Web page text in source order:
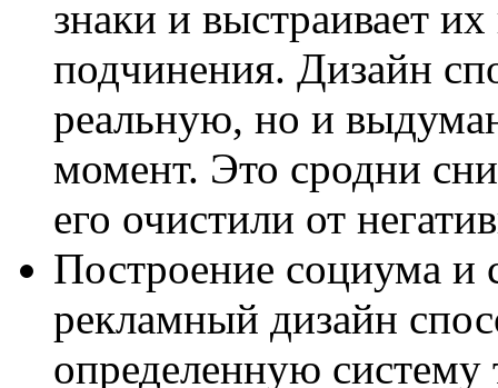
знаки и выстраивает
подчинения. Дизайн
реальную, но и
момент. Это сродни
его очистили от
Построение социума и
рекламный дизайн
определенную систему